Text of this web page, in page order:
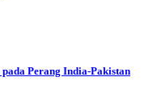
Perang India-Pakistan